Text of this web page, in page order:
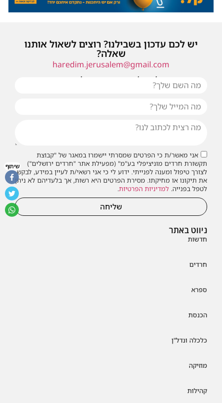
ניווט באתר
חדשות
חרדים
ספרא
הכנסת
כלכלה ונדל"ן
מוזיקה
קהילות
יש לכם עדכון בשבילנו? רוצים לשאול אותנו
שאלה?
haredim.jerusalem@gmail.com
או שילחו אלינו פנייה ונחזור אליכם בהקדם
אני מאשר/ת כי הפרטים שמסרתי יישמרו במאגר של "קבוצת
תקשורת חרדים מוניציפלי בע"מ" (מפעילת אתר "חרדים ירושלים")
לצורך טיפול ומענה לפנייתי. ידוע לי כי אני רשאי/ת לעיין במידע, לבקש
את תיקונו או מחיקתו. מסירת הפרטים היא רשות, אך בלעדיהם לא ניתן
לטפל בפנייה. למדיניות הפרטיות.
שליחה
שיתוף